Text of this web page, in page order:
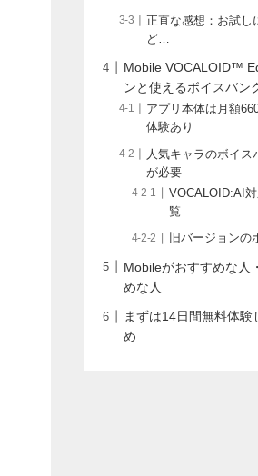
正直な感想：お試し
ど…
Mobile VOCALOID™
ンと使えるボイスバン
アプリ本体は月額
体験あり
人気キャラのボイス
が必要
VOCALOID:AI
覧
旧バージョンの
Mobileがおすすめな人
めな人
まずは14日間無料体験
め